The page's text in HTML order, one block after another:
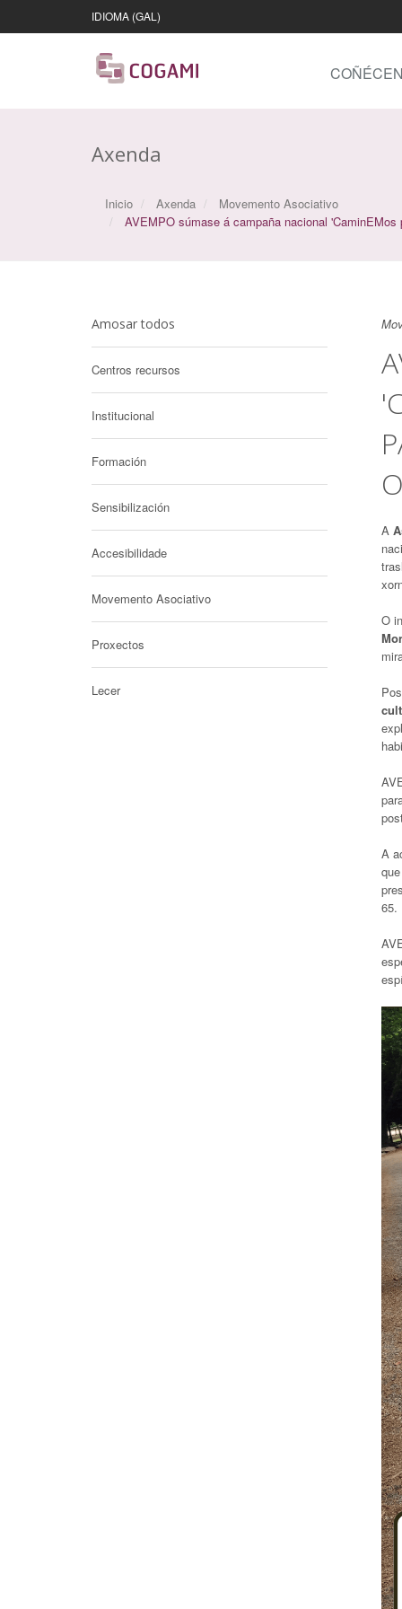
IDIOMA (GAL)
Axenda
Inicio Axenda
Movemento Asociativo
AVEMPO súmase á campaña nacional
Amosar todos
Centros recursos
Institucional
Formación
Sensibilización
Accesibilidade
Movemento Asociativo
Proxectos
Lecer
A
O
A